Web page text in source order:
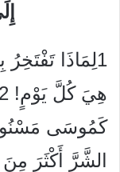
1لِمَاذَا تَفْتَخِرُ بِالشَّرِّ أَيُّهَا الْجَبَّارُ؟ رَحْمَةُ
الشَّرَّ أَكْثَرَ